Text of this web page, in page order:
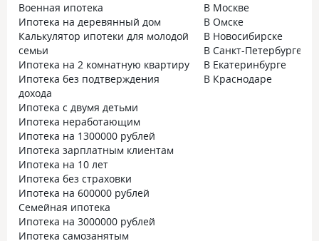
Военная ипотека
Ипотека на деревянный дом
Калькулятор ипотеки для молодой
семьи
Ипотека на 2 комнатную квартиру
Ипотека без подтверждения
дохода
Ипотека с двумя детьми
Ипотека неработающим
Ипотека на 1300000 рублей
Ипотека зарплатным клиентам
Ипотека на 10 лет
Ипотека без страховки
Ипотека на 600000 рублей
Семейная ипотека
Ипотека на 3000000 рублей
Ипотека самозанятым
В Москве
В Омске
В Новосибирске
В Санкт-Петербурге
В Екатеринбурге
В Краснодаре